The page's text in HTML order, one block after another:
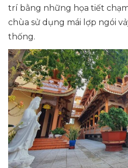
trí bằng những họa tiết
chùa sử dụng mái lợp ngói
thống.